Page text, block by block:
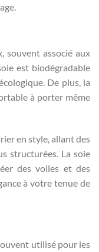
souvent associé aux
est biodégradable
De plus, la
à porter même
en style, allant des
structurées. La soie
des voiles et des
à votre tenue de
utilisé pour les